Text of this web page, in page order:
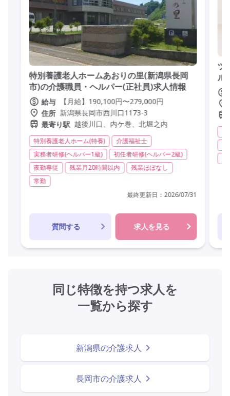
特別養護老人ホームあおりの里(新潟県長岡
市)の介護職員・ヘルパー(正社員)求人情報
給与
【月給】190,100円〜279,000円
住所 新潟県長岡市西川口1173-3
最寄り駅 越後川口、内ケ巻、北堀之内
特別養護老人ホーム(特養)
介護福祉士
実務者研修(ヘルパー1級)
初任者研修(ヘルパー2級)
夜勤専従
残業月20時間以内
残業ほぼなし
常勤
最終更新日： 2026/07/31
質問する 求人を見る
ツ
ル
同じ特徴を持つ求人を
一覧から探す
新潟県の介護求人
長岡市の介護求人